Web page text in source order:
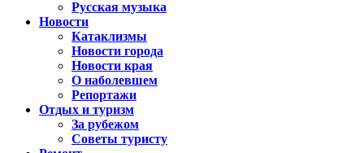
Русская музыка
Новости
Катаклизмы
Новости города
Новости края
О наболевшем
Репортажи
Отдых и туризм
За рубежом
Советы туристу